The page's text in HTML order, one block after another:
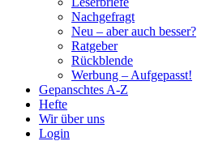
Nachgefragt
Neu – aber auch besser?
Ratgeber
Rückblende
Werbung – Aufgepasst!
Gepanschtes A-Z
Hefte
Wir über uns
Login